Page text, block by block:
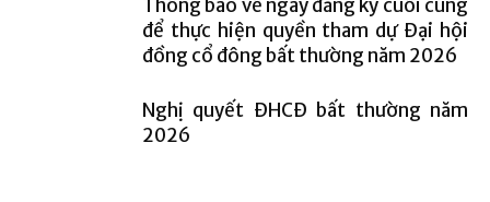
Thông báo về ngày đăng ký cuối cùng
để thực hiện quyền tham dự Đại hội
đồng cổ đông bất thường năm 2026
Nghị quyết ĐHCĐ bất thường năm
2026